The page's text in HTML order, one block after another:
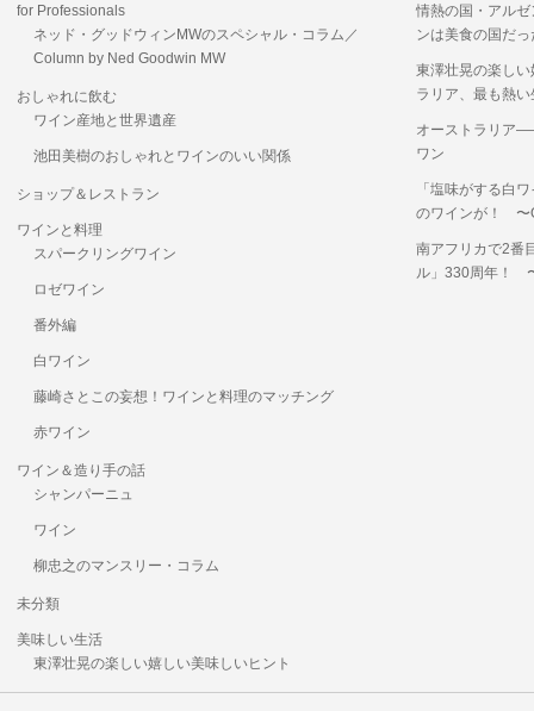
for Professionals
ネッド・グッドウィンMWのスペシャル・コラム／
Column by Ned Goodwin MW
おしゃれに飲む
ワイン産地と世界遺産
池田美樹のおしゃれとワインのいい関係
ショップ＆レストラン
ワインと料理
スパークリングワイン
ロゼワイン
番外編
白ワイン
藤崎さとこの妄想！ワインと料理のマッチング
赤ワイン
ワイン＆造り手の話
シャンパーニュ
ワイン
柳忠之のマンスリー・コラム
未分類
美味しい生活
東澤壮晃の楽しい嬉しい美味しいヒント
情熱の国・アル
ンは美食の国だっ
東澤壮晃の楽し
ラリア、最も熱
オーストラリア
ワン
「塩味がする白
のワインが！ 〜
南アフリカで2番
ル」330周年！